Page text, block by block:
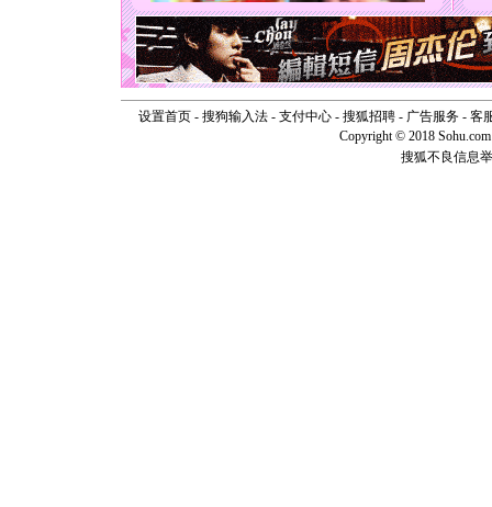
天都要快
[圣诞节]
如意,快
[元旦]看
断电。爱
你是我专
[元旦] 如
起；二是
离。水晶
设置首页- 搜狗输入法- 支付中心- 搜狐招聘- 广告服务- 客
Copyright © 2018
搜狐不良信息